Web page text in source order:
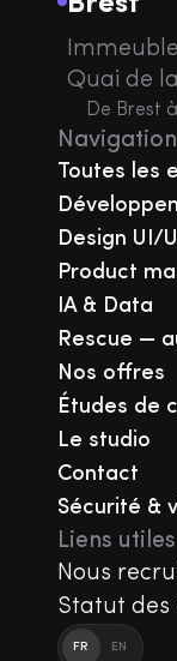
Quai de
De Brest
Navigation
Toutes les
Design UI/
Product
IA & Data
Rescue —
Nos offres
Études de
Le studio
Contact
Sécurité &
Liens utiles
Nous
Statut des
FR EN